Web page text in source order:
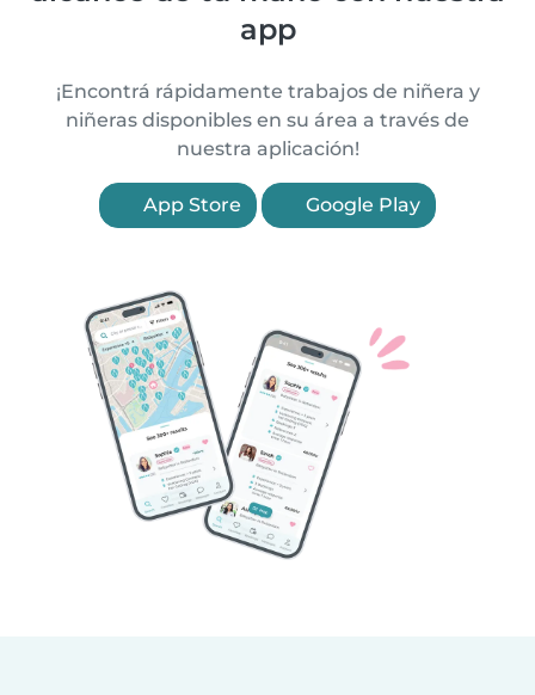
app
¡Encontrá rápidamente trabajos de niñera y
niñeras disponibles en su área a través de
nuestra aplicación!
App Store Google Play